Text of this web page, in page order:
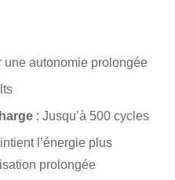
une autonomie prolongée
: Jusqu’à 500 cycles
l’énergie plus
prolongée